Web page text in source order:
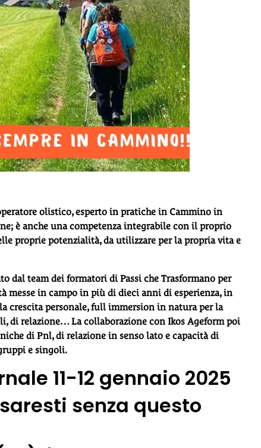
olistico, esperto in pratiche in Cammino in
è anche una competenza integrabile con il proprio
proprie potenzialità, da utilizzare per la propria vita e
dal team dei formatori di Passi che Trasformano per
messe in campo in più di dieci anni di esperienza, in
crescita personale, full immersion in natura per la
di relazione… La collaborazione con Ikos Ageform poi
di Pnl, di relazione in senso lato e capacità di
e singoli.
11-12 gennaio 2025
saresti senza questo